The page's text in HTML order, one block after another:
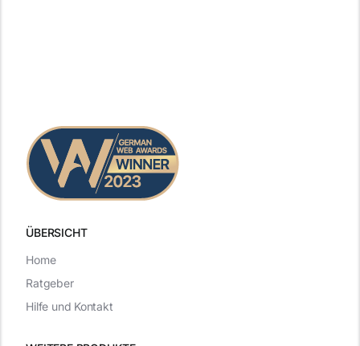
ÜBERSICHT
Home
Ratgeber
Hilfe und Kontakt